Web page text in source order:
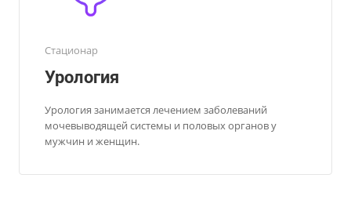
Стационар
Урология
Урология занимается лечением заболеваний
мочевыводящей системы и половых органов у
мужчин и женщин.